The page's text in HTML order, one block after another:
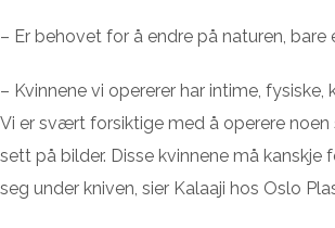
– Er behovet for å endre på naturen,
– Kvinnene vi opererer har intime,
Vi er svært forsiktige med å operere
sett på bilder. Disse kvinnene må kanskje
seg under kniven, sier Kalaaji hos Oslo